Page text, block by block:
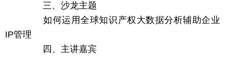
三、沙龙主题
如何运用全球知识产权大数据分析辅助企业
IP管理
四、主讲嘉宾